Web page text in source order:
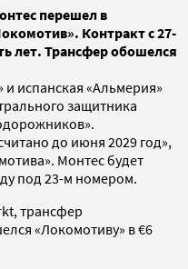
перешел в
Контракт с 27-
лет. Трансфер обошелся
испанская «Альмерия»
защитника
до июня 2029 год»,
Монтес будет
под 23-м номером.
трансфер
«Локомотиву» в €6